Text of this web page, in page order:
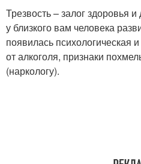
Трезвость – залог здоровья
у близкого вам человека
появилась психологическая
от алкоголя, признаки
(наркологу).